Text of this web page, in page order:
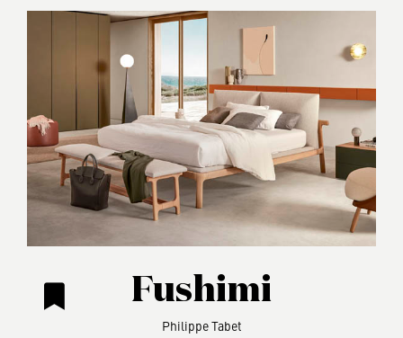
Fushimi
Philippe Tabet